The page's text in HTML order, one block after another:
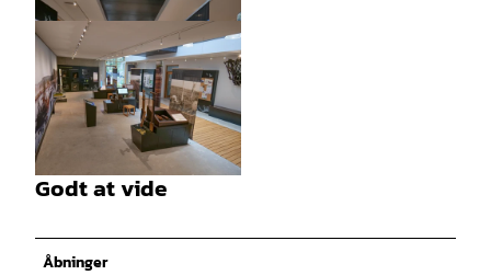
CC-BY
© Thomas Meier | CC-BY
Godt at vide
Åbninger